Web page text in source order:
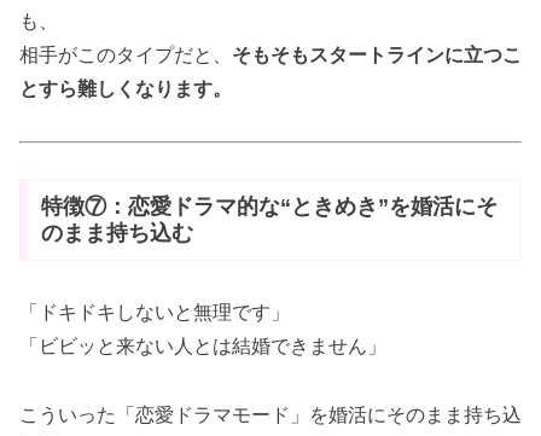
も、
相手がこのタイプだと、 そもそもスタートラインに立つこ
とすら難しくなります。
特徴⑦：恋愛ドラマ的な“ときめき”を婚活にそ
のまま持ち込む
「ドキドキしないと無理です」
「ビビッと来ない人とは結婚できません」
こういった「恋愛ドラマモード」を婚活にそのまま持ち込